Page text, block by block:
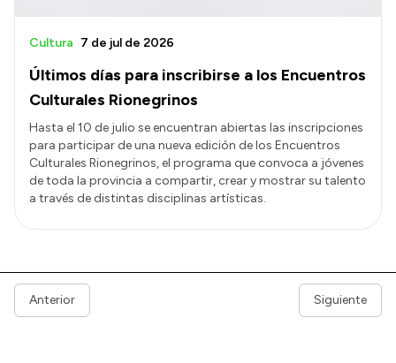
Últimos días para inscribirse a los Encuentros
Culturales Rionegrinos
Cultura 7 de jul de 2026
Hasta el 10 de julio se encuentran abiertas las inscripciones
para participar de una nueva edición de los Encuentros
Culturales Rionegrinos, el programa que convoca a jóvenes
de toda la provincia a compartir, crear y mostrar su talento
a través de distintas disciplinas artísticas.
Anterior Siguiente